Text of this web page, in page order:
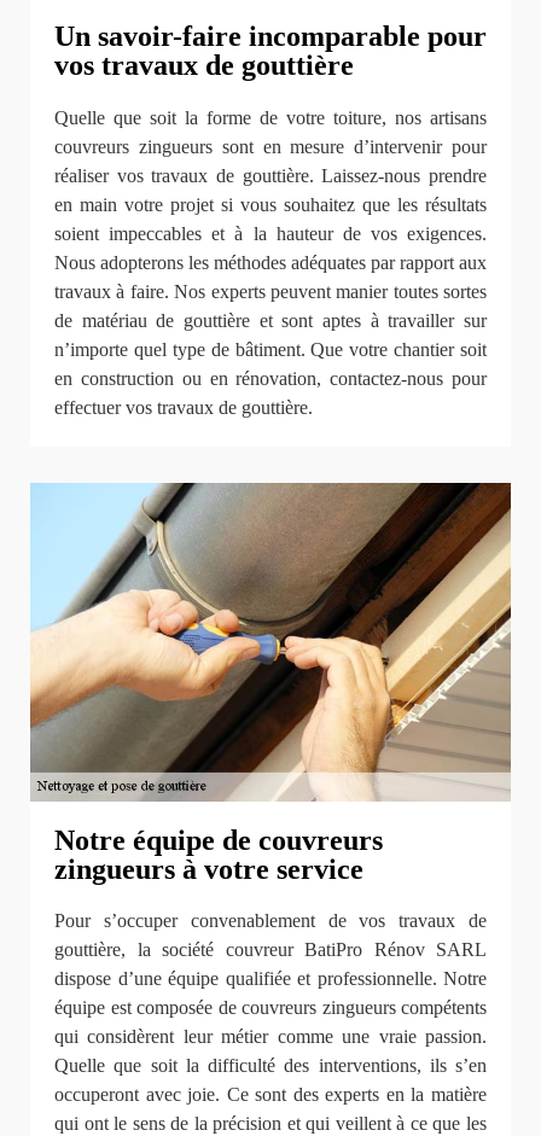
Un savoir-faire incomparable pour
vos travaux de gouttière
Quelle que soit la forme de votre toiture, nos artisans
couvreurs zingueurs sont en mesure d’intervenir pour
réaliser vos travaux de gouttière. Laissez-nous prendre
en main votre projet si vous souhaitez que les résultats
soient impeccables et à la hauteur de vos exigences.
Nous adopterons les méthodes adéquates par rapport aux
travaux à faire. Nos experts peuvent manier toutes sortes
de matériau de gouttière et sont aptes à travailler sur
n’importe quel type de bâtiment. Que votre chantier soit
en construction ou en rénovation, contactez-nous pour
effectuer vos travaux de gouttière.
Notre équipe de couvreurs
zingueurs à votre service
Pour s’occuper convenablement de vos travaux de
gouttière, la société couvreur BatiPro Rénov SARL
dispose d’une équipe qualifiée et professionnelle. Notre
équipe est composée de couvreurs zingueurs compétents
qui considèrent leur métier comme une vraie passion.
Quelle que soit la difficulté des interventions, ils s’en
occuperont avec joie. Ce sont des experts en la matière
qui ont le sens de la précision et qui veillent à ce que les